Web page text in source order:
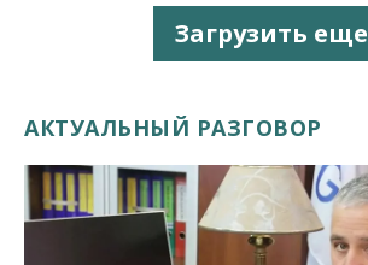
Загрузить еще
АКТУАЛЬНЫЙ РАЗГОВОР